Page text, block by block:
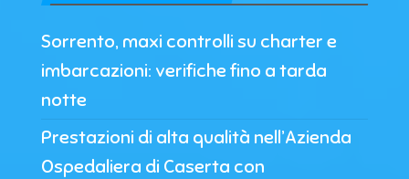
Sorrento, maxi controlli su charter e
imbarcazioni: verifiche fino a tarda
notte
Prestazioni di alta qualità nell’Azienda
Ospedaliera di Caserta con